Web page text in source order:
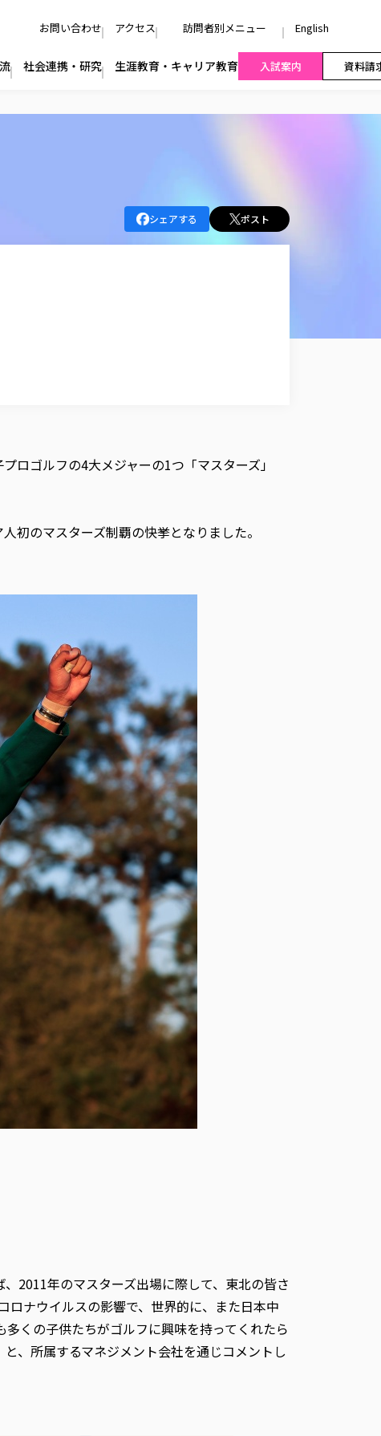
お問い合わせ アクセス 訪問者別メニュー English
社会連携・研究 生涯教育・キャリア教育 入試案内 資料請
シェアする ポスト
ロゴルフの4大メジャーの1つ「マスターズ」
初のマスターズ制覇の快挙となりました。
2011年のマスターズ出場に際して、東北の皆さ
ナウイルスの影響で、世界的に、また日本中
くの子供たちがゴルフに興味を持ってくれたら
、所属するマネジメント会社を通じコメントし